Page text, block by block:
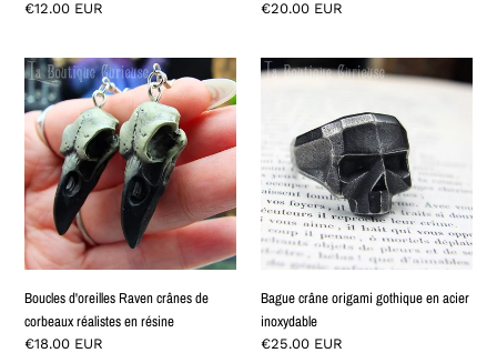
Normaler
€12.00 EUR
Normaler
€20.00 EUR
Boucles
d'oreilles
Raven
crânes
de
corbeaux
réalistes
en
résine
Boucles d'oreilles Raven crânes de
corbeaux réalistes en résine
Normaler
€18.00 EUR
Bague
gothique
en
acier
inoxydable
Bague crâne origami gothique en acier
inoxydable
Normaler
€25.00 EUR